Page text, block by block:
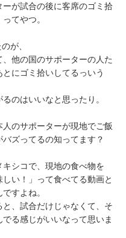
ーが試合の後に客席のゴミ拾
てやつ。
が、
、他の国のサポーターの人た
とにゴミ拾いしてるっいう
のはいいなと思ったり。
のサポーターが現地でご飯
ズってるの知ってます？
キシコで、現地の食べ物を
しい！」って食べてる動画と
すよね。
と、試合だけじゃなくて、そ
る感じがいいなって思いま